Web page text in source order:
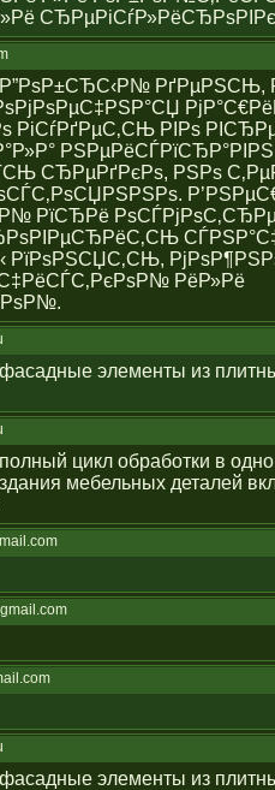
| Р”РѕР±СЂС‹Р№
РіСѓРґРµС‚СЊ РІРѕ
СЂРµРґРєРѕ, РЅРѕ
РїСЂРё
РїРѕРЅСЏС‚СЊ,
РёР»Рё
элементы из
цикл обработки в
мебельных деталей
элементы из